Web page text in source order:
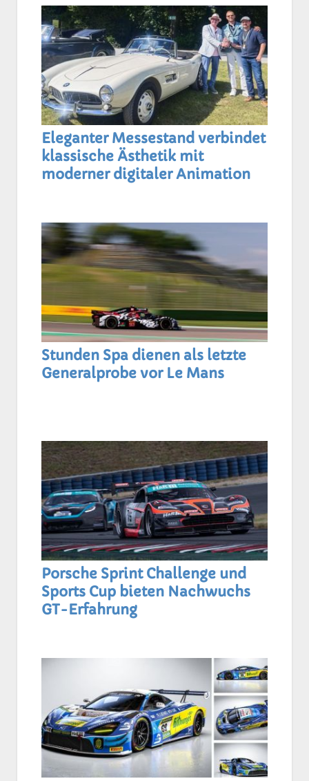
Eleganter Messestand verbindet
klassische Ästhetik mit
moderner digitaler Animation
Stunden Spa dienen als letzte
Generalprobe vor Le Mans
Porsche Sprint Challenge und
Sports Cup bieten Nachwuchs
GT-Erfahrung